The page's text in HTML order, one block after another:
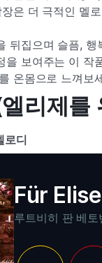
은 더 극적인 멜
뒤집으며 슬픔,
을 보여주는 이 작
온몸으로 느껴보
리제를
로디
Für Elise
루트비히 판 베토